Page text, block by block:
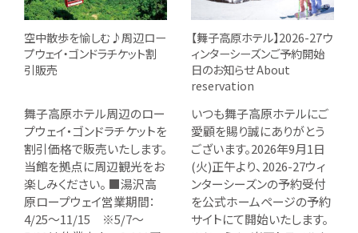
空中散歩を愉しむ♪周辺ロー
プウェイ・ゴンドラチケット割
引販売
舞子高原ホテル周辺のロー
プウェイ・ゴンドラチケットを
割引価格で販売いたします。
当館を拠点に周辺観光をお
楽しみください。 ■湯沢高
原ロープウェイ営業期間：
4/25～11/15 ※5/7～
【舞子高原ホテル】2026-27ウ
ィンターシーズンご予約開始
日のお知らせ About
reservation
いつも舞子高原ホテルにご
愛顧を賜り誠にありがとう
ございます。2026年9月1日
(火)正午より、2026-27ウィ
ンターシーズンの予約受付
を公式ホームページの予約
サイトにて開始いたします。